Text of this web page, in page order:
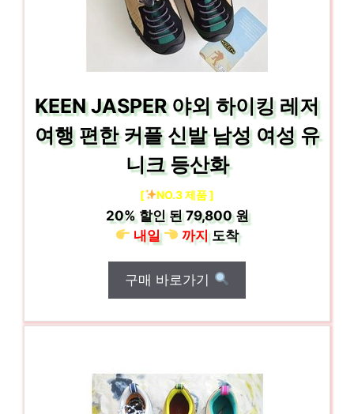
KEEN JASPER 야외 하이킹 레저
여행 편한 커플 신발 남성 여성 유
니크 등산화
[ NO.3 제품 ]
20%할인 된79,800 원
내일
까지도착
구매 바로가기